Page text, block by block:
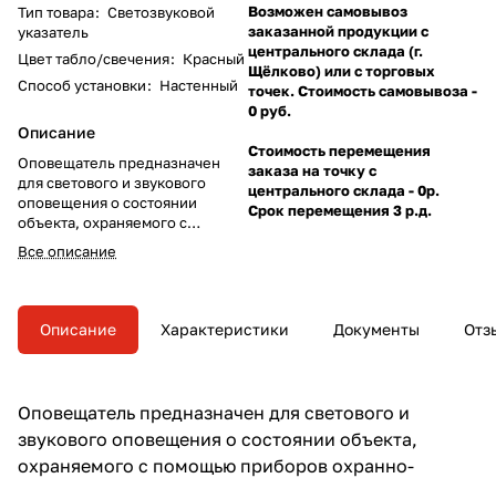
Тип товара: Светозвуковой
указатель
Цвет табло/свечения: Красный
Способ установки: Настенный
Описание
Оповещатель предназначен
для светового и звукового
оповещения о состоянии
объекта, охраняемого с
помощью приборов охранно-
пожарной сигнализации.
Все описание
Возможен самовывоз
заказанной продукции с
центрального склада (г.
Щёлково) или с торговых
точек. Стоимость самовывоза -
0 руб.
Стоимость перемещения
заказа на точку с
центрального склада - 0р.
Срок перемещения 3 р.д.
Описание Характеристики Документы
Оповещатель предназначен для светового и
звукового оповещения о состоянии объекта,
охраняемого с помощью приборов охранно-